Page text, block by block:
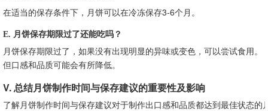
在适当的保存条件下，月饼可以在冷冻保存3-6个月。
E. 月饼保存期限过了还能吃吗？
月饼保存期限过了，如果没有出现明显的异味或变色，可以尝试食用。
但口感和品质可能会有所降低。
V. 总结月饼制作时间与保存建议的重要性及影响
了解月饼制作时间与保存建议对于制作出口感和品质都达到最佳状态的